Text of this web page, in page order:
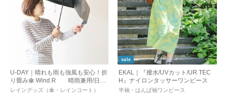
U-DAY｜晴れも雨も強風も安心！折
り畳み傘 Wind.R 晴雨兼用/日傘/
紫外線対策 トラベルグッズ
レイングッズ（傘・レインコート）
sale
EKAL｜『撥水/UVカット/UR TEC
H』ナイロンタッサーワンピース
半袖・はんぱ袖ワンピース